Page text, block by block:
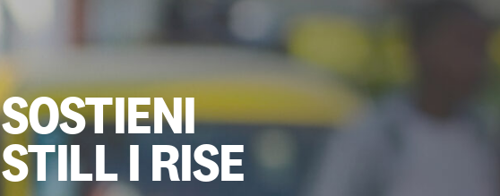
SOSTIENI
STILL I RISE